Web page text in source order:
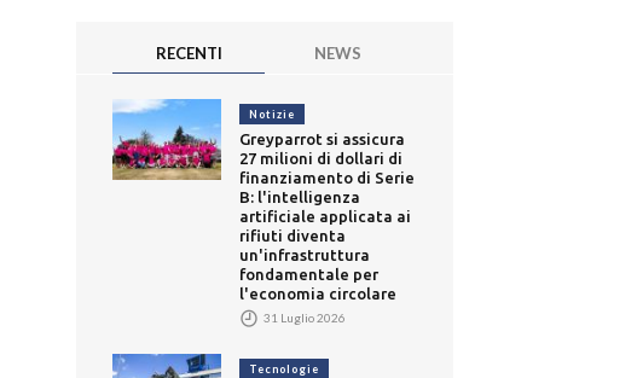
RECENTI NEWS
Notizie
Greyparrot si assicura
27 milioni di dollari di
finanziamento di Serie
B: l'intelligenza
artificiale applicata ai
rifiuti diventa
un'infrastruttura
fondamentale per
l'economia circolare
31 Luglio 2026
Tecnologie